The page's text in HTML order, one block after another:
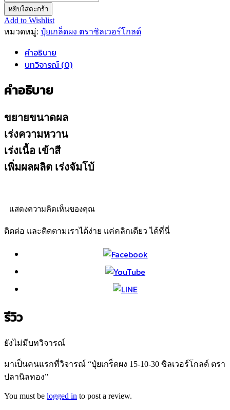
หยิบใส่ตะกร้า
Add to Wishlist
หมวดหมู่: ปุ๋ยเกล็ดผง ตราซิลเวอร์โกลด์
คำอธิบาย
บทวิจารณ์ (0)
คำอธิบาย
ขยายขนาดผล
เร่งความหวาน
เร่งเนื้อ เข้าสี
เพิ่มผลผลิต เร่งจัมโบ้
แสดงความคิดเห็นของคุณ
ติดต่อ และติดตามเราได้ง่าย แค่คลิกเดียว ได้ที่นี่
รีวิว
ยังไม่มีบทวิจารณ์
มาเป็นคนแรกที่วิจารณ์ “ปุ๋ยเกร็ดผง 15-10-30 ซิลเวอร์โกลด์ ตรา
ปลานิลทอง”
You must be logged in to post a review.